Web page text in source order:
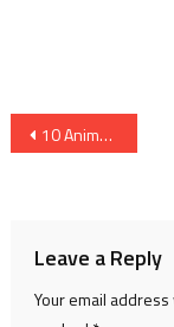
Post
10 Anime Like The Eminence in Shadow – 9 Kitsune có đuôi
Leave a Reply
Your email